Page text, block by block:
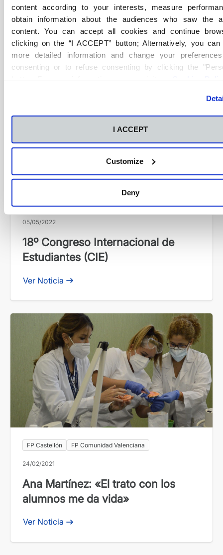
content according to your interests, measure
obtain information about the audiences who saw the
content. You can accept all cookies and continue
clicking on the “I ACCEPT” button; Alternatively, you
more detailed information and change your
consenting or to refuse consenting by clicking the
I ACCEPT
Customize
Deny
Copy
Artículos Relacionados
FP Castellón FP Comunidad Valenciana
05/05/2022
18º Congreso Internacional de
Estudiantes (CIE)
Ver Noticia
FP Castellón FP Comunidad Valenciana
24/02/2021
Ana Martínez: «El trato con los
alumnos me da vida»
Ver Noticia